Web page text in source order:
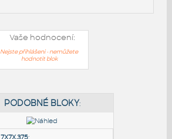
Vaše hodnocení:
Nejste přihlášeni - nemůžete
hodnotit blok